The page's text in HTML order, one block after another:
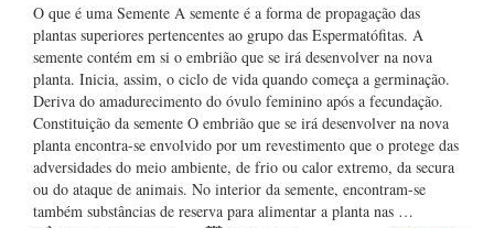
O que é uma Semente A semente é a forma de propagação das
plantas superiores pertencentes ao grupo das Espermatófitas. A
semente contém em si o embrião que se irá desenvolver na nova
planta. Inicia, assim, o ciclo de vida quando começa a germinação.
Deriva do amadurecimento do óvulo feminino após a fecundação.
Constituição da semente O embrião que se irá desenvolver na nova
planta encontra-se envolvido por um revestimento que o protege das
adversidades do meio ambiente, de frio ou calor extremo, da secura
ou do ataque de animais. No interior da semente, encontram-se
também substâncias de reserva para alimentar a planta nas …